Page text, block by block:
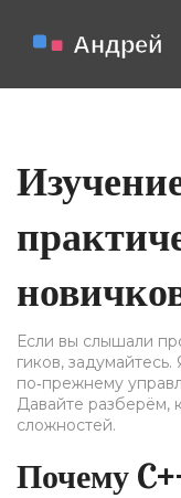
Если вы слышали
гиков,
по‑прежнему
Давайте разберём,
сложностей.
Почему